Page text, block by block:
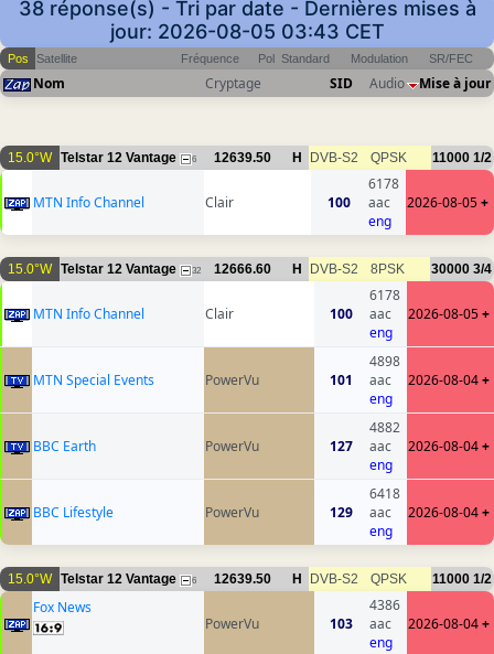
38 réponse(s) - Tri par date - Dernières mises à
jour: 2026-08-05 03:43 CET
Pos Satellite Fréquence Pol Standard Modulation SR/FEC
Nom Cryptage SID Audio Mise à jour
15.0°W Telstar 12 Vantage 6 12639.50 H DVB-S2 QPSK 11000 1/2
MTN Info Channel Clair 100
6178
aac
eng
2026-08-05+
15.0°W Telstar 12 Vantage 32 12666.60 H DVB-S2 8PSK 30000 3/4
MTN Info Channel Clair 100
6178
aac
eng
2026-08-05+
MTN Special Events PowerVu 101
4898
aac
eng
2026-08-04+
BBC Earth PowerVu 127
4882
aac
eng
2026-08-04+
BBC Lifestyle PowerVu 129
6418
aac
eng
2026-08-04+
15.0°W Telstar 12 Vantage 6 12639.50 H DVB-S2 QPSK 11000 1/2
Fox News
PowerVu
103
4386
aac
eng
2026-08-04+